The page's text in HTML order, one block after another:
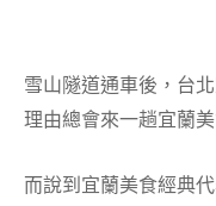
雪山隧道通車後，台
理由總會來一趟宜蘭
而說到宜蘭美食經典